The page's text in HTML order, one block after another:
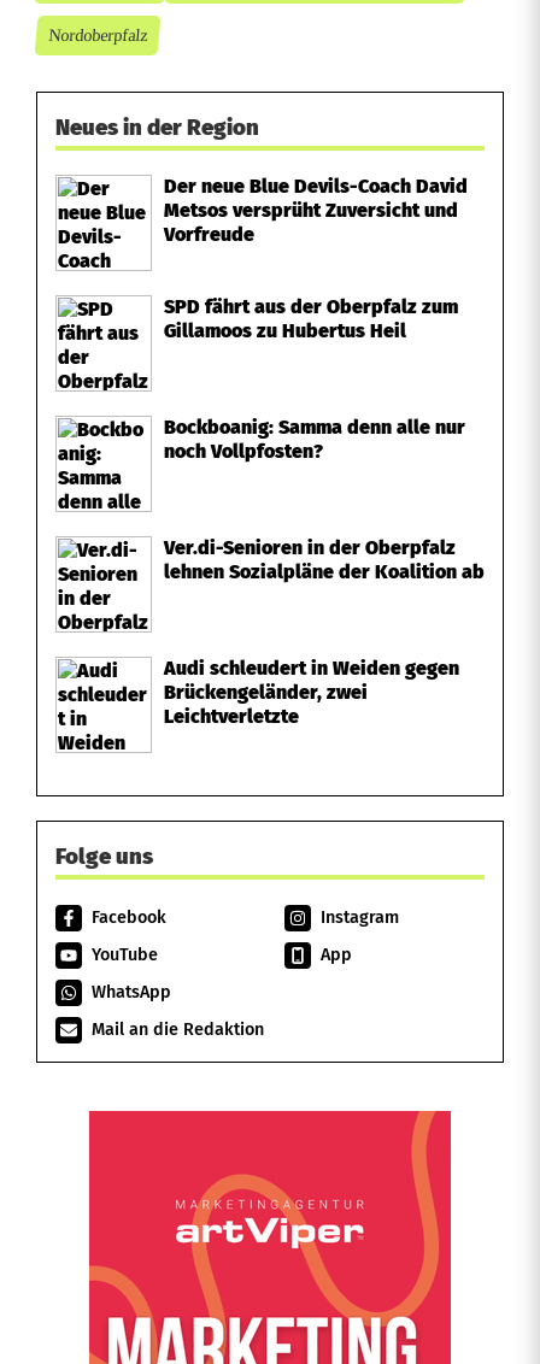
Nordoberpfalz
Neues in der Region
Der neue Blue Devils-Coach David
Metsos versprüht Zuversicht und
Vorfreude
SPD fährt aus der Oberpfalz zum
Gillamoos zu Hubertus Heil
Bockboanig: Samma denn alle nur
noch Vollpfosten?
Ver.di-Senioren in der Oberpfalz
lehnen Sozialpläne der Koalition ab
Audi schleudert in Weiden gegen
Brückengeländer, zwei
Leichtverletzte
Folge uns
Facebook
Instagram
YouTube
App
WhatsApp
Mail an die Redaktion